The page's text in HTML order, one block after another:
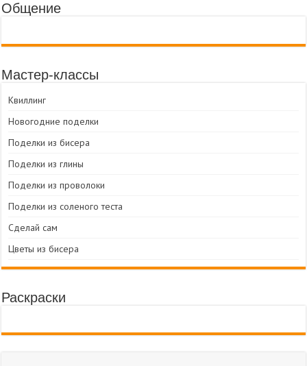
Общение
Мастер-классы
Квиллинг
Новогодние поделки
Поделки из бисера
Поделки из глины
Поделки из проволоки
Поделки из соленого теста
Сделай сам
Цветы из бисера
Раскраски